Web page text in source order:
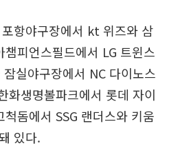
항야구장에서 kt 위즈와 삼
피언스필드에서 LG 트윈스
실야구장에서 NC 다이노스
화생명볼파크에서 롯데 자이
돔에서 SSG 랜더스와 키움
있다.